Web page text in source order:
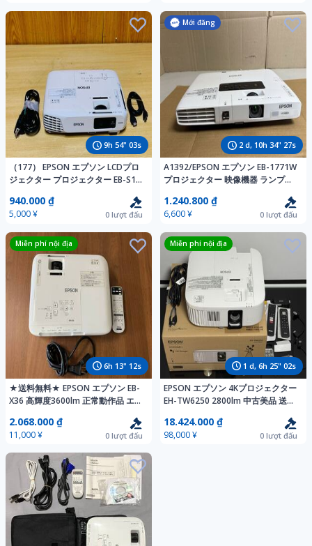
9h 54" 02s
（177） EPSON エプソン LCDプロ
ジェクター プロジェクター EB-S18
940.000 ₫
5,000 ¥ 0 lượt đấu
2 d, 10h 34" 26s
Mới đăng
A1392/EPSON エプソン EB-1771W
プロジェクター 映像機器 ランプ使
1.240.800 ₫
6,600 ¥ 0 lượt đấu
6h 13" 11s
Miễn phí nội địa
★送料無料★ EPSON エプソン EB-
X36 高輝度3600lm 正常動作品 エプ
2.068.000 ₫
11,000 ¥ 0 lượt đấu
1 d, 6h 25" 01s
Miễn phí nội địa
EPSON エプソン 4Kプロジェクター
EH-TW6250 2800lm 中古美品 送料
18.424.000 ₫
98,000 ¥ 0 lượt đấu